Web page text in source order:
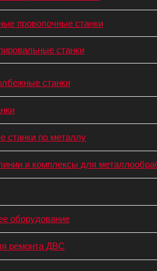
проволочные станки
станки
станки
станки по металлу
и комплексы для
оборудование
ремонта ДВС